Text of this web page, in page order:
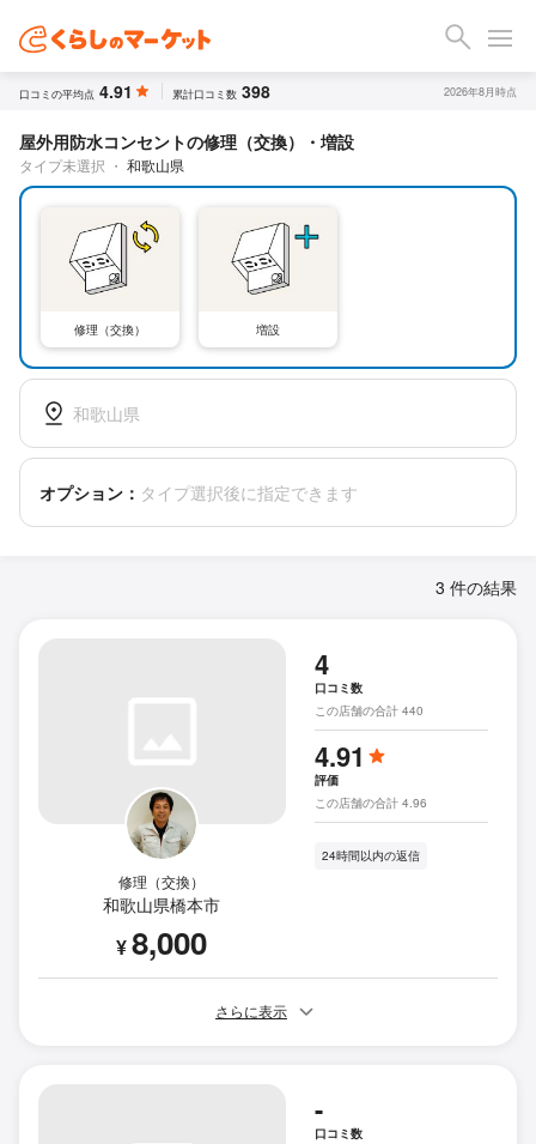
口コミの平均点 4.91 累計口コミ数 398 2026年8月時点
屋外用防水コンセントの修理（交換）・増設
タイプ未選択 ・ 和歌山県
修理（交換） 増設
和歌山県
オプション： タイプ選択後に指定できます
3 件の結果
修理（交換）
和歌山県橋本市
¥8,000
4
口コミ数
この店舗の合計 440
4.91
評価
この店舗の合計 4.96
24時間以内の返信
さらに表示
-
口コミ数